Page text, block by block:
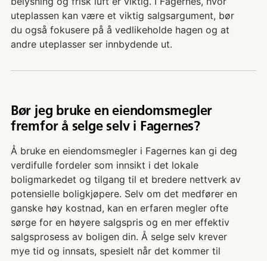
uteplassen kan være et viktig salgsargument, bør
du også fokusere på å vedlikeholde hagen og at
andre uteplasser ser innbydende ut.
Bør jeg bruke en eiendomsmegler
fremfor å selge selv i Fagernes?
Å bruke en eiendomsmegler i Fagernes kan gi deg
verdifulle fordeler som innsikt i det lokale
boligmarkedet og tilgang til et bredere nettverk av
potensielle boligkjøpere. Selv om det medfører en
ganske høy kostnad, kan en erfaren megler ofte
sørge for en høyere salgspris og en mer effektiv
salgsprosess av boligen din. Å selge selv krever
mye tid og innsats, spesielt når det kommer til